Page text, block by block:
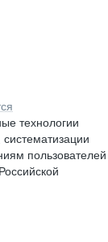
технологии
пользователей